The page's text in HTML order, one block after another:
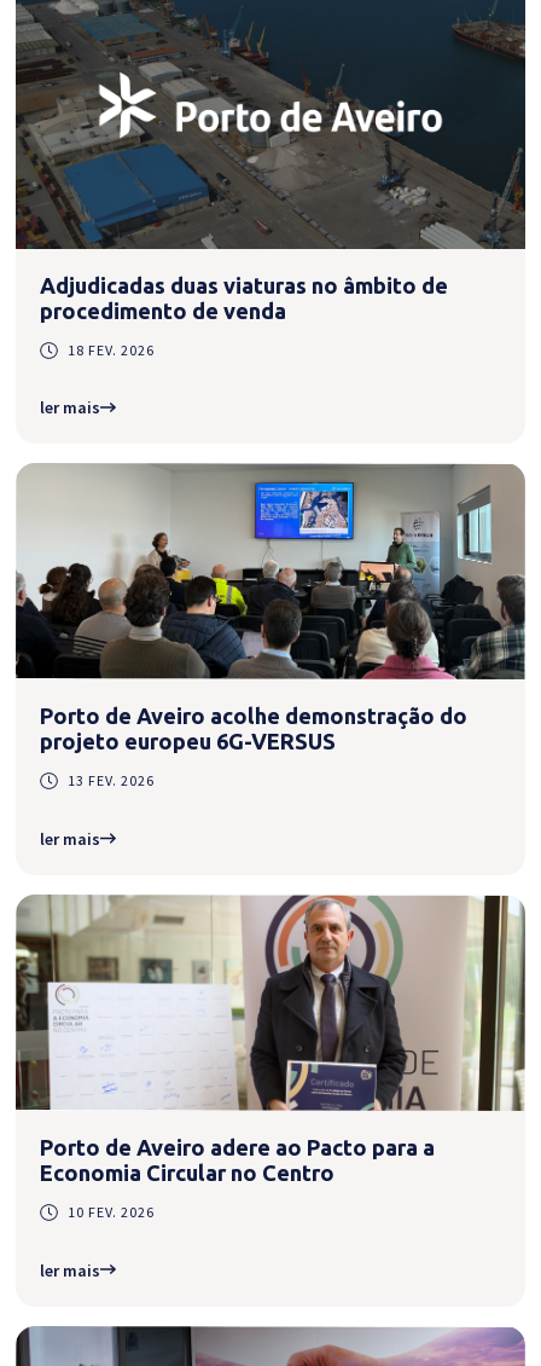
Adjudicadas duas viaturas no âmbito de
procedimento de venda
18 FEV. 2026
ler mais
Porto de Aveiro acolhe demonstração do
projeto europeu 6G-VERSUS
13 FEV. 2026
ler mais
Porto de Aveiro adere ao Pacto para a
Economia Circular no Centro
10 FEV. 2026
ler mais